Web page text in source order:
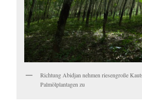
Richtung Abidjan nehmen riesengroße
Palmölplantagen zu